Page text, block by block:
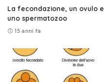
La fecondazione, un ovulo e
uno spermatozoo
15 anni fa